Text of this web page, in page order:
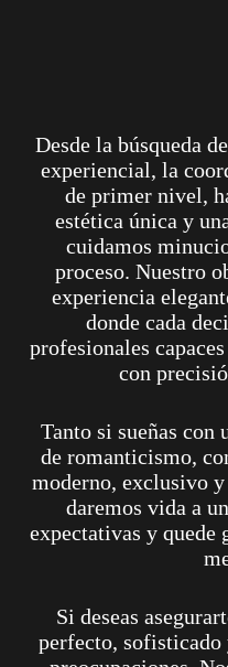
Desde la búsqueda
experiencial, la
de primer nivel,
estética única y
cuidamos
proceso. Nuestro
experiencia
donde cada
profesionales
con
Tanto si sueñas con
de romanticismo,
moderno, exclusivo
daremos vida a
expectativas y quede
Si deseas
perfecto,